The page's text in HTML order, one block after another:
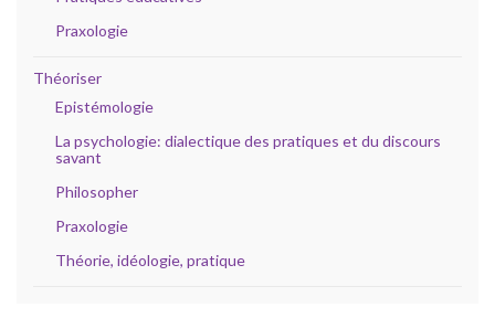
Praxologie
Théoriser
Epistémologie
La psychologie: dialectique des pratiques et du discours
savant
Philosopher
Praxologie
Théorie, idéologie, pratique